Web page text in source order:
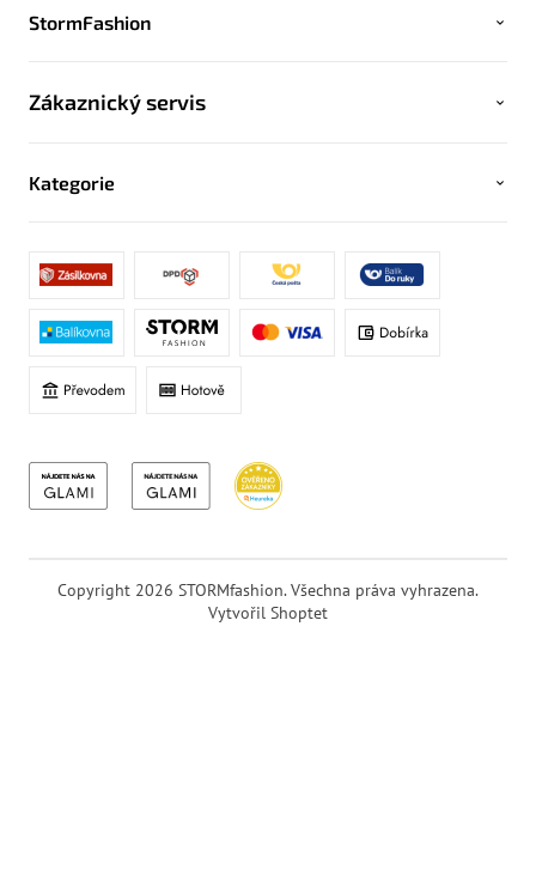
StormFashion
Zákaznický servis
Kategorie
Vytvořil Shoptet
Copyright 2026 STORMfashion. Všechna práva vyhrazena.